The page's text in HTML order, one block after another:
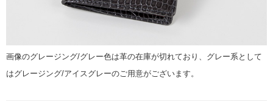
画像のグレージング/グレー色は革の在庫が切れており、グレー系として
はグレージング/アイスグレーのご用意がございます。